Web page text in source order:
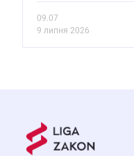
09.07
9 липня 2026